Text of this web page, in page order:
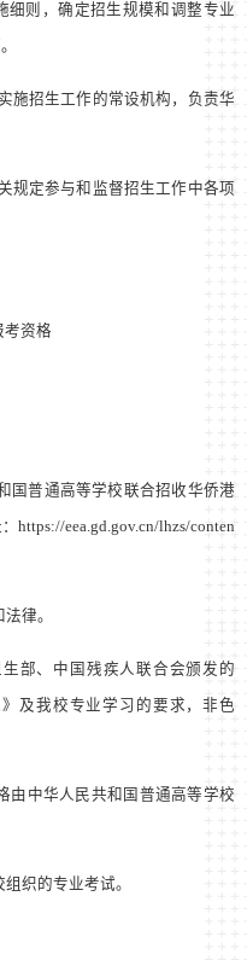
细则，确定招生规模和调整专业
施招生工作的常设机构，负责华
规定参与和监督招生工作中各项
考资格
国普通高等学校联合招收华侨港
https://eea.gd.gov.cn/lhzs/conten
律。
部、中国残疾人联合会颁发的
及我校专业学习的要求，非色
由中华人民共和国普通高等学校
织的专业考试。